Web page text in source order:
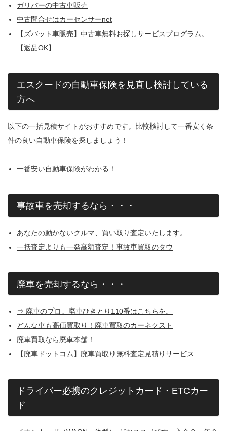
ガリバーの中古車販売
中古問合せはカーセンサーnet
【ズバット車販売】中古車無料お探しサービスプログラム。
【返品OK】
エスクードの自動車保険を見直し検討している
方へ
以下の一括見積サイトがおすすめです。比較検討して一番安く条
件の良い自動車保険を探しましょう！
一番安い自動車保険がわかる！
事故車を売却するなら・・・
あなたの動かないクルマ、買い取り査定いたします。
一括査定よりも一発高額査定！事故車買取のタウ
廃車を売却するなら・・・
⇒ 廃車のプロ。廃車ひきとり110番はこちらを。
どんな車も高価買取り！廃車買取のカーネクスト
廃車買取なら廃車本舗！
【廃車ドットコム】廃車買取り無料査定見積りサービス
ドライバー必携のクレジットカード・ETCカー
ド